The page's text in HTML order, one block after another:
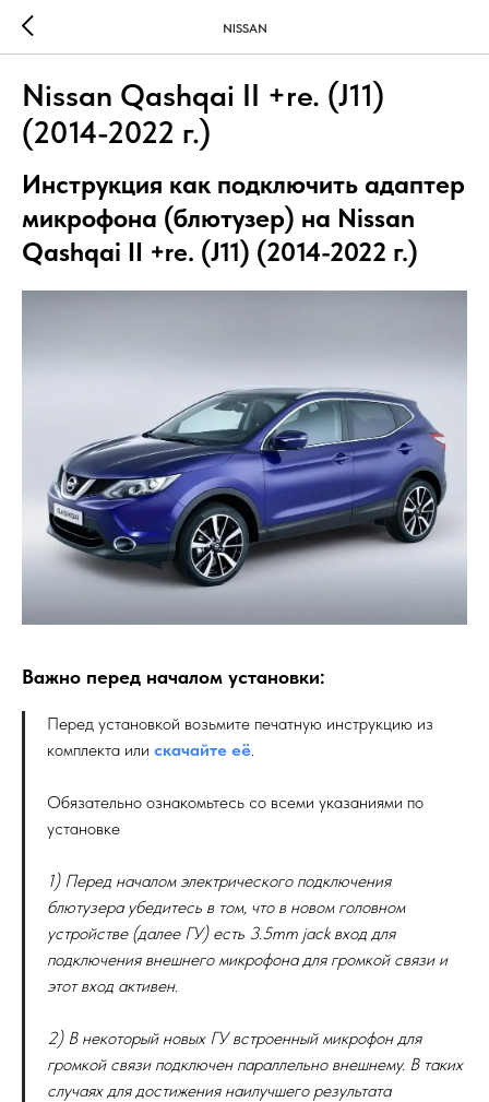
NISSAN
Nissan Qashqai II +re. (J11)
(2014-2022 г.)
Инструкция как подключить адаптер
микрофона (блютузер) на Nissan
Qashqai II +re. (J11) (2014-2022 г.)
Важно перед началом установки:
Перед установкой возьмите печатную инструкцию из
комплекта или скачайте её
Обязательно ознакомьтесь со всеми указаниями по
установке
1) Перед началом электрического подключения
блютузера убедитесь в том, что в новом головном
устройстве (далее ГУ) есть 3.5mm jack вход для
подключения внешнего микрофона для громкой связи и
этот вход активен.
2) В некоторый новых ГУ встроенный микрофон для
громкой связи подключен параллельно внешнему. В таких
случаях для достижения наилучшего результата